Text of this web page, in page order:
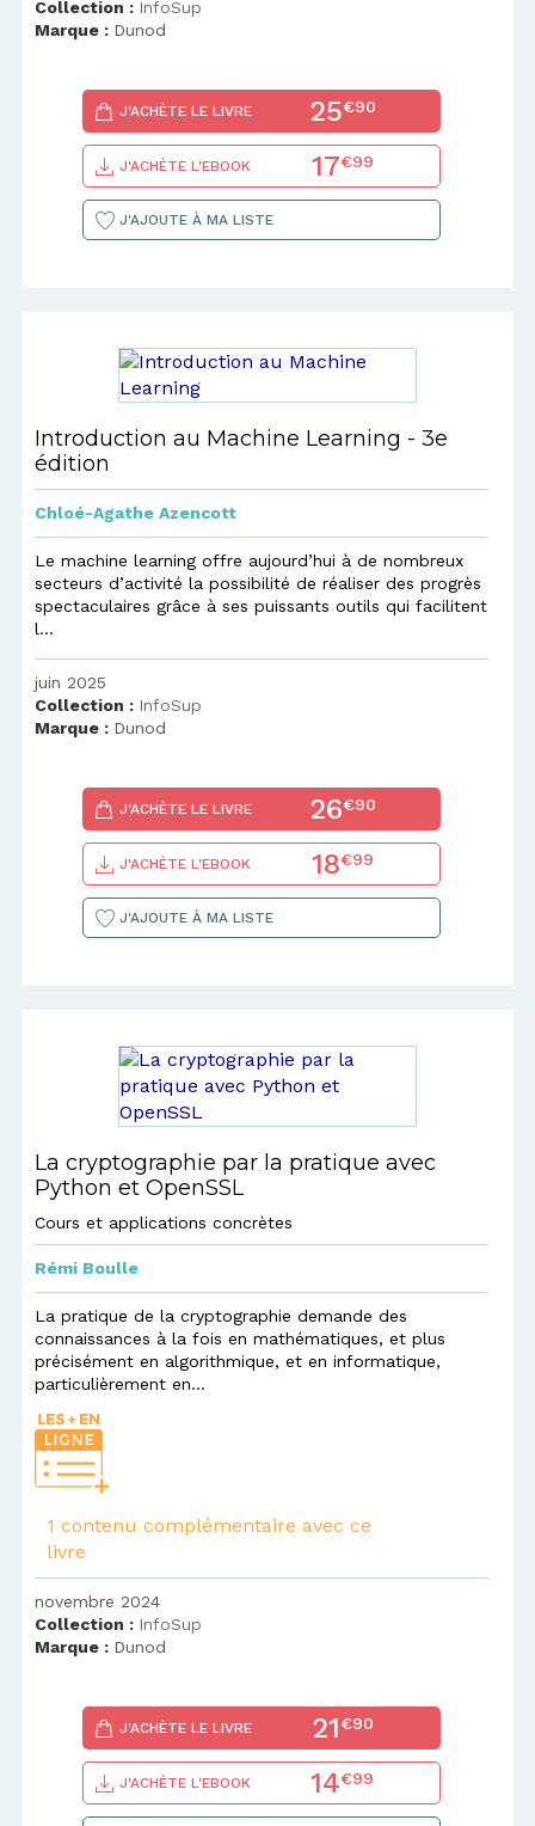
Collection : InfoSup
Marque : Dunod
J'ACHÈTE LE LIVRE 25€90
J'ACHÈTE L'EBOOK 17€99
J'AJOUTE À MA LISTE
Introduction au Machine Learning - 3e
édition
Chloé-Agathe Azencott
Le machine learning offre aujourd’hui à de nombreux
secteurs d’activité la possibilité de réaliser des progrès
spectaculaires grâce à ses puissants outils qui facilitent
l...
juin 2025
Collection : InfoSup
Marque : Dunod
J'ACHÈTE LE LIVRE 26€90
J'ACHÈTE L'EBOOK 18€99
J'AJOUTE À MA LISTE
La cryptographie par la pratique avec
Python et OpenSSL
Cours et applications concrètes
Rémi Boulle
La pratique de la cryptographie demande des
connaissances à la fois en mathématiques, et plus
précisément en algorithmique, et en informatique,
particulièrement en...
1 contenu complémentaire avec ce
livre
novembre 2024
Collection : InfoSup
Marque : Dunod
J'ACHÈTE LE LIVRE 21€90
J'ACHÈTE L'EBOOK 14€99